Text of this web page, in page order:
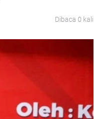
Dibaca 0 kali